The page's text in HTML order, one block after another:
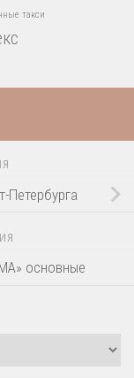
такси
Петербурга
основные